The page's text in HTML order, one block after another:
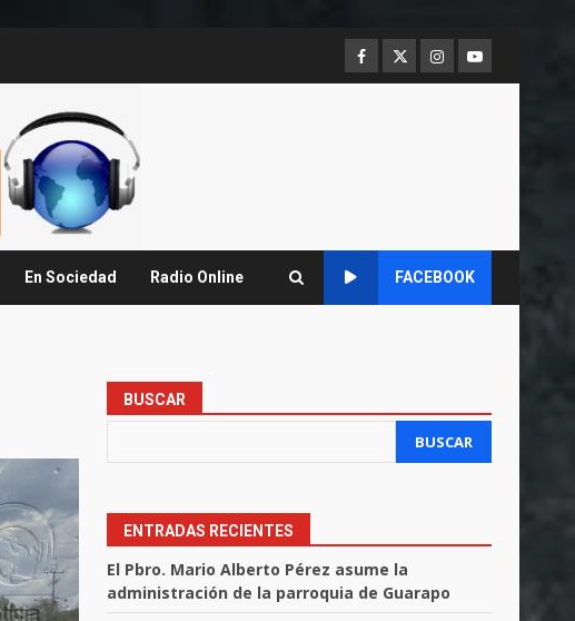
Facebook
TwitterInstagram
Youtube
En Sociedad Radio Online FACEBOOK
BUSCAR
BUSCAR
ENTRADAS RECIENTES
El Pbro. Mario Alberto Pérez asume la
administración de la parroquia de Guarapo